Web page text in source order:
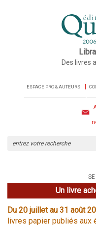
Des livres
ESPACE PRO & AUTEURS
Un livre
Du 20 juillet au 31 août
livres papier publiés aux